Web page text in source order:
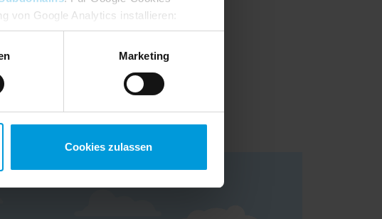
von Google Analytics installieren:
Einwilligung ändern:
Marketing
Cookies zulassen
positive Umgebung für
Klicken Sie für weitere